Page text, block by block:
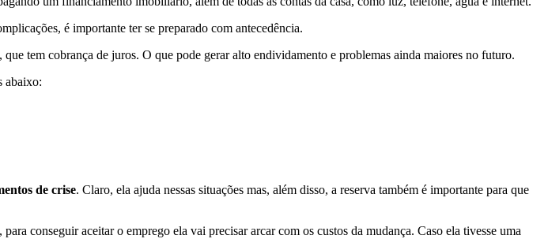
é importante ter se preparado com antecedência.
tem cobrança de juros. O que pode gerar alto endividamento e problemas ainda maiores no futuro.
abaixo:
de crise. Claro, ela ajuda nessas situações mas, além disso, a reserva também é importante para que
conseguir aceitar o emprego ela vai precisar arcar com os custos da mudança. Caso ela tivesse uma